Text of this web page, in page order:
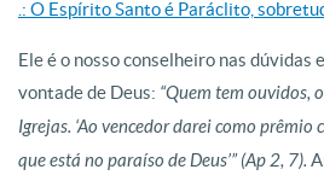
.: O Espírito Santo é Paráclito,
Ele é o nosso conselheiro nas dúvidas
vontade de Deus: “Quem tem ouvidos,
Igrejas. ‘Ao vencedor darei como
que está no paraíso de Deus’” (Ap 2, 7).